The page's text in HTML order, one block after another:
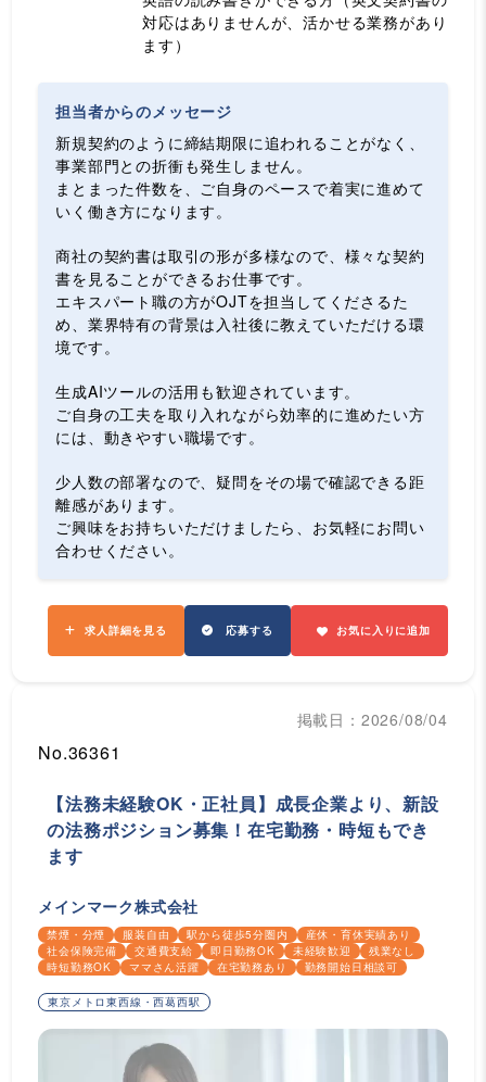
対応はありませんが、活かせる業務があり
ます）
担当者からのメッセージ
新規契約のように締結期限に追われることがなく、
事業部門との折衝も発生しません。
まとまった件数を、ご自身のペースで着実に進めて
いく働き方になります。
商社の契約書は取引の形が多様なので、様々な契約
書を見ることができるお仕事です。
エキスパート職の方がOJTを担当してくださるた
め、業界特有の背景は入社後に教えていただける環
境です。
生成AIツールの活用も歓迎されています。
ご自身の工夫を取り入れながら効率的に進めたい方
には、動きやすい職場です。
少人数の部署なので、疑問をその場で確認できる距
離感があります。
ご興味をお持ちいただけましたら、お気軽にお問い
合わせください。
求人詳細を見る 応募する お気に入りに追加
掲載日：2026/08/04
No.36361
【法務未経験OK・正社員】成長企業より、新設
の法務ポジション募集！在宅勤務・時短もでき
ます
メインマーク株式会社
禁煙・分煙 服装自由 駅から徒歩5分圏内
産休・育休実績あり
社会保険完備
交通費支給 即日勤務OK 未経験歓迎
残業なし
時短勤務OK
ママさん活躍 在宅勤務あり 勤務開始日相談可
東京メトロ東西線・西葛西駅